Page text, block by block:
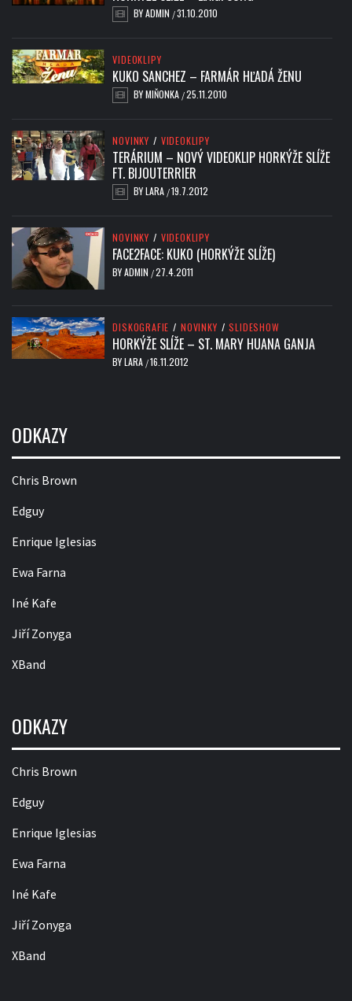
BYADMIN /31.10.2010
VIDEOKLIPY
KUKO SANCHEZ – FARMÁR HĽADÁ ŽENU
BYMIŇONKA /25.11.2010
NOVINKY / VIDEOKLIPY
TERÁRIUM – NOVÝ VIDEOKLIP HORKÝŽE SLÍŽE
FT. BIJOUTERRIER
BYLARA /19.7.2012
NOVINKY / VIDEOKLIPY
FACE2FACE: KUKO (HORKÝŽE SLÍŽE)
BYADMIN /27.4.2011
DISKOGRAFIE / NOVINKY / SLIDESHOW
HORKÝŽE SLÍŽE – ST. MARY HUANA GANJA
BYLARA /16.11.2012
ODKAZY
Chris Brown
Edguy
Enrique Iglesias
Ewa Farna
Iné Kafe
Jiří Zonyga
XBand
ODKAZY
Chris Brown
Edguy
Enrique Iglesias
Ewa Farna
Iné Kafe
Jiří Zonyga
XBand